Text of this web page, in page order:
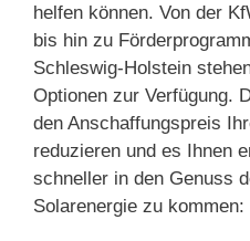
helfen können. Von der
bis hin zu
Schleswig-Holstein
Optionen zur Verfügung.
den Anschaffungspreis
reduzieren und es Ihnen
schneller in den Genuss
Solarenergie zu kommen: